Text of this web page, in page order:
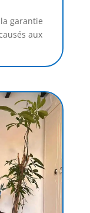
garantie
aux